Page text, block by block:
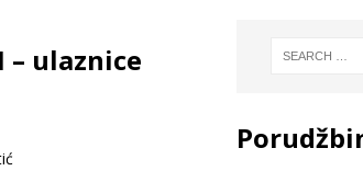
– ulaznice